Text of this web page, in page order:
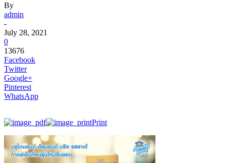
By
admin
-
July 28, 2021
0
13676
Facebook
Twitter
Google+
Pinterest
WhatsApp
Print